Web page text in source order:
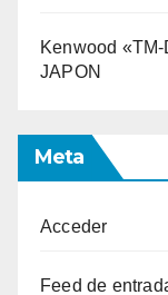
Kenwood
JAPON
Meta
Acceder
Feed de